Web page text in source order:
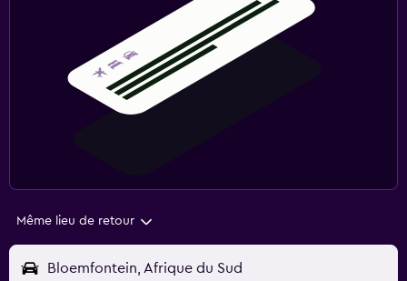
Même lieu de retour
Bloemfontein, Afrique du Sud